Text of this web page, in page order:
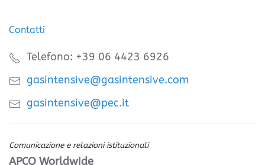
Contatti
Telefono: +39 06 4423 6926
gasintensive@gasintensive.com
gasintensive@pec.it
Comunicazione e relazioni istituzionali
APCO Worldwide